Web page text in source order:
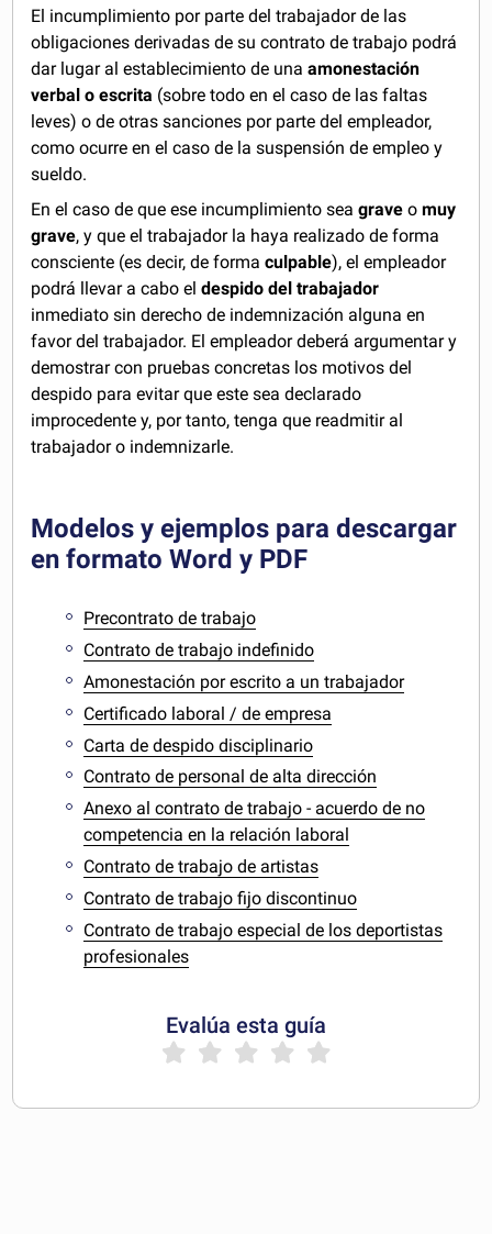
El incumplimiento por parte del trabajador de las
obligaciones derivadas de su contrato de trabajo podrá
dar lugar al establecimiento de unaamonestación
verbal o escrita (sobre todo en el caso de las faltas
leves) o de otras sanciones por parte del empleador,
como ocurre en el caso de la suspensión de empleo y
sueldo.
En el caso de que ese incumplimiento sea graveo muy
grave, y que el trabajador la haya realizado de forma
consciente (es decir, de formaculpable), el empleador
podrá llevar a cabo eldespido del trabajador
inmediato sin derecho de indemnización alguna en
favor del trabajador. El empleador deberá argumentar y
demostrar con pruebas concretas los motivos del
despido para evitar que este sea declarado
improcedente y, por tanto, tenga que readmitir al
trabajador o indemnizarle.
Modelos y ejemplos para descargar
en formato Word y PDF
Precontrato de trabajo
Contrato de trabajo indefinido
Amonestación por escrito a un trabajador
Certificado laboral / de empresa
Carta de despido disciplinario
Contrato de personal de alta dirección
Anexo al contrato de trabajo - acuerdo de no
competencia en la relación laboral
Contrato de trabajo de artistas
Contrato de trabajo fijo discontinuo
Contrato de trabajo especial de los deportistas
profesionales
Evalúa esta guía